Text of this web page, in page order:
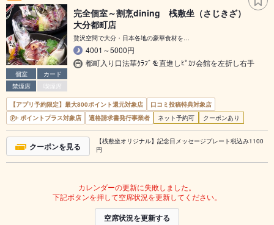
個室
カード
禁煙席
喫煙席
完全個室～割烹dining 桟敷坐（さじきざ）
大分都町店
贅沢空間で大分・日本各地の豪華食材を…
4001～5000円
都町入り口法華ｸﾗﾌﾞを直進しﾋﾟｶｿ会館を左折し右手
【アプリ予約限定】最大800ポイント還元対象店
口コミ投稿特典対象店
ポイントプラス対象店
適格請求書発行事業者 ネット予約可 クーポンあり
クーポンを見る
【桟敷坐オリジナル】記念日メッセージプレート税込み1100
円
カレンダーの更新に失敗しました。
下記ボタンを押して空席状況を更新してください。
空席状況を更新する